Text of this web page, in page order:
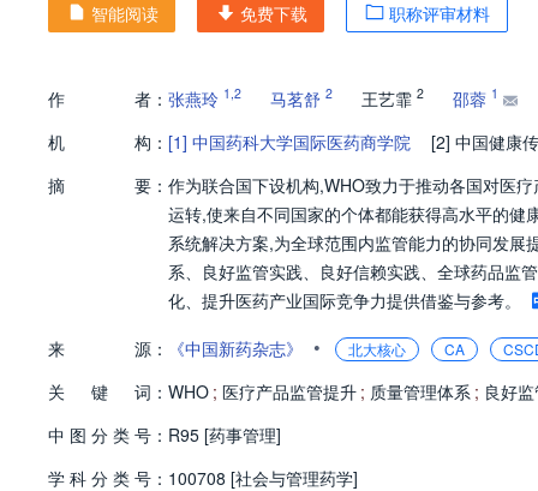
智能阅读 免费下载 职称评审材料
作 者： 张燕玲 1 ,2 马茗舒 2 王艺霏 2 邵蓉 1
机 构： [1] 中国药科大学国际医药商学院 [2] 中国健康
摘
要： 作为联合国下设机构,WHO致力于推动各国对医
运转,使来自不同国家的个体都能获得高水平的
系统解决方案,为全球范围内监管能力的协同发
系、良好监管实践、良好信赖实践、全球药品监
化、提升医药产业国际竞争力提供借鉴与参考。
来
源： 《中国新药杂志》 • 北大核心 CA
关 键 词： WHO ; 医疗产品监管提升 ; 质量管理体系 ; 良好
中 图 分 类 号： R95 [药事管理]
学 科 分 类 号： 100708 [社会与管理药学]